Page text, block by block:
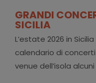
GRANDI
SICILIA
L’estate 2026 in
calendario di
venue dell’isola